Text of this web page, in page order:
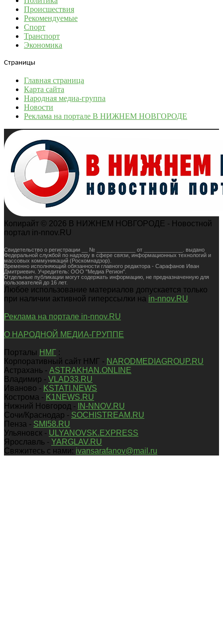
Происшествия
Рекомендуемые
Спорт
Транспорт
Экономика
Страницы
Главная страница
Карта сайта
Народная медиа-группа
Новости
Реклама на портале В НИЖНЕМ НОВГОРОДЕ
Копирайт © 2026 В НИЖНЕМ НОВГОРОДЕ - Новостной
портал in-nnov.RU
Свидетельство о регистрации __ № _____________ от _____________. выдано
Федеральной службой по надзору в сфере связи, информационных технологий и
массовых коммуникаций (Роскомнадзор).
Временно исполняющий обязанности главного редактора - Сарафанов Иван
Дмитриевич. Учредитель: ООО "Медиа Регион".
Отдельные публикации могут содержать информацию, не предназначенную для
пользователей до 16 лет.
Любое использование материалов допускается только
при наличии активной гиперссылки на in-nnov.RU
Реклама на портале in-nnov.RU
О НАРОДНОЙ МЕДИА-ГРУППЕ
Порталы НМГ :
Корпоративный сайт НМГ - NARODMEDIAGROUP.RU
Астрахань - ASTRAKHAN.ONLINE
Владимир - VLAD33.RU
Иваново - KSTATI.NEWS
Кострома - K1NEWS.RU
Нижний Новгород -
IN-NNOV.RU
Сочи/Краснодар - SOCHISTREAM.RU
Пенза - SMI58.RU
Ульяновск - ULYANOVSK.EXPRESS
Ярославль - YARGLAV.RU
Свяжитесь с нами: ivansarafanov@mail.ru